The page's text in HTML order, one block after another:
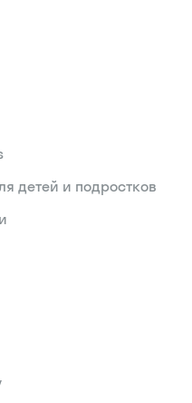
детей и подростков